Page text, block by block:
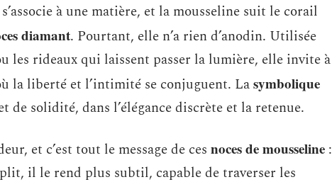
s’associe à une matière, et la mousseline suit le corail
diamant. Pourtant, elle n’a rien d’anodin. Utilisée
les rideaux qui laissent passer la lumière, elle invite à
la liberté et l’intimité se conjuguent. Lasymbolique
solidité, dans l’élégance discrète et la retenue.
et c’est tout le message de ces noces de mousseline :
il le rend plus subtil, capable de traverser les